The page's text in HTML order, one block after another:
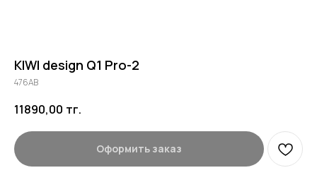
KIWI design Q1 Pro-2
476AB
11890,00 тг.
Оформить заказ